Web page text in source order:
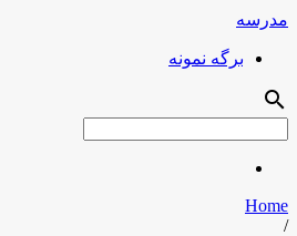
مدرسه
برگه نمونه
search
Home
/